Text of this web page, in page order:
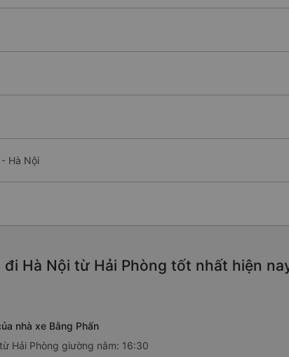
Hà Nội
đi Hà Nội từ Hải Phòng tốt nhất hiện
nhà xe Bằng Phấn
Hải Phòng giường nằm: 16:30